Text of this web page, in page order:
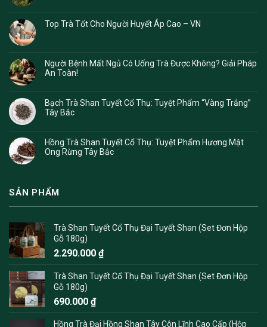
Top Trà Tốt Cho Người Huyết Áp Cao – VN
Người Bệnh Mất Ngủ Có Uống Trà Được Không? Giải Pháp
An Toàn!
Bạch Trà Shan Tuyết Cổ Thụ: Tuyệt Phẩm “Vàng Trắng”
Tây Bắc
Hồng Trà Shan Tuyết Cổ Thụ: Tuyệt Phẩm Hương Mật
Ong Rừng Tây Bắc
SẢN PHẨM
Trà Shan Tuyết Cổ Thụ Đại Tuyết Shan (Set Đơn Hộp
Gỗ 180g)
2.290.000 ₫
Trà Shan Tuyết Cổ Thụ Đại Tuyết Shan (Set Đơn Hộp
Gỗ 180g)
690.000 ₫
Hồng Trà Đại Hồng Shan Tây Côn Lĩnh Cao Cấp (Hộp